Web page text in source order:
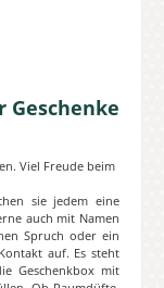
Geschenke
Viel Freude beim
sie jedem eine
auch mit Namen
Spruch oder ein
auf. Es steht
Geschenkbox mit